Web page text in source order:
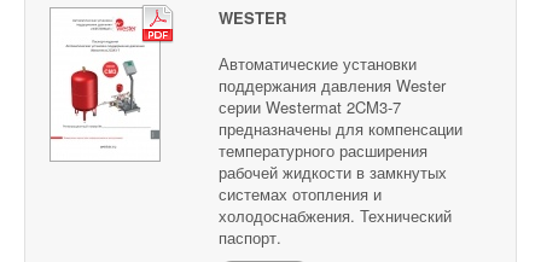
WESTER
Автоматические установки
поддержания давления Wester
серии Westermat 2CM3-7
предназначены для компенсации
температурного расширения
рабочей жидкости в замкнутых
системах отопления и
холодоснабжения. Технический
паспорт.